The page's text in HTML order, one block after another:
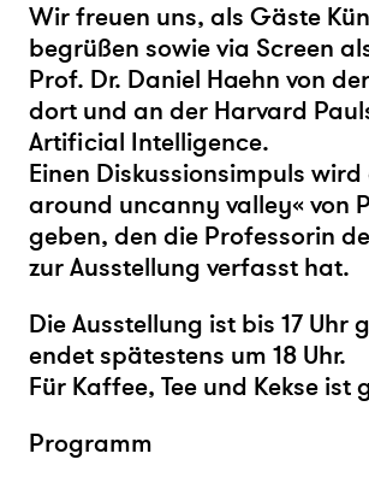
Wir freuen uns, als Gäste
begrüßen sowie via Screen
Prof. Dr. Daniel Haehn von
dort und an der Harvard
Artificial Intelligence.
Einen Diskussionsimpuls
around uncanny valley« von
geben, den die Professorin
zur Ausstellung verfasst hat.
Die Ausstellung ist bis 17
endet spätestens um 18 Uhr.
Für Kaffee, Tee und Kekse ist
Programm